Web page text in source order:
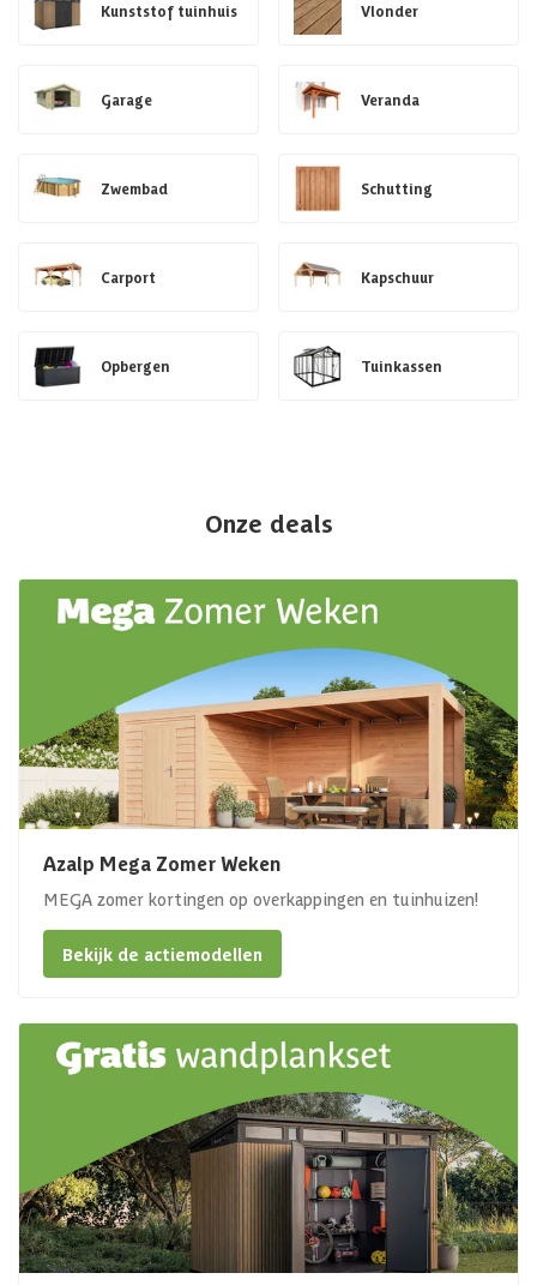
Kunststof tuinhuis Vlonder
Garage Veranda
Zwembad Schutting
Carport Kapschuur
Opbergen Tuinkassen
Onze deals
Azalp Mega Zomer Weken
MEGA zomer kortingen op overkappingen en tuinhuizen!
Bekijk de actiemodellen